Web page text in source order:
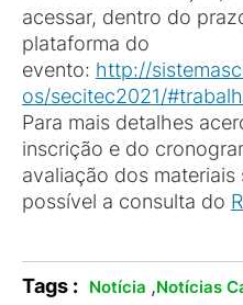
acessar, dentro do
plataforma do
evento: http://
os/secitec2021/
Para mais detalhes
inscrição e do
avaliação dos
possível a consulta do
Tags : Notícia ,Notícias